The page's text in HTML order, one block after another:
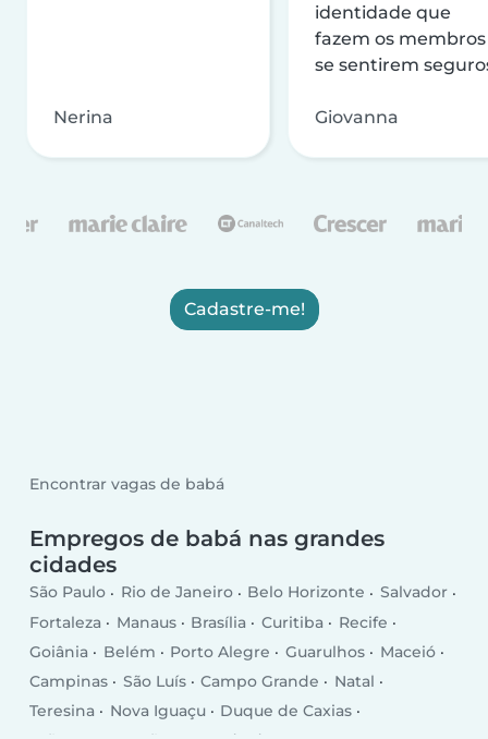
Nerina
identidade que
fazem os membros
se sentirem
Giovanna
Cadastre-me!
Encontrar vagas de babá
Empregos de babá nas grandes
cidades
São Paulo Rio de Janeiro Belo Horizonte
Salvador
Fortaleza
Manaus Brasília Curitiba
Recife
Goiânia
Belém Porto Alegre Guarulhos
Maceió
Campinas
São Luís Campo Grande
Natal
Teresina
Nova Iguaçu
Duque de Caxias